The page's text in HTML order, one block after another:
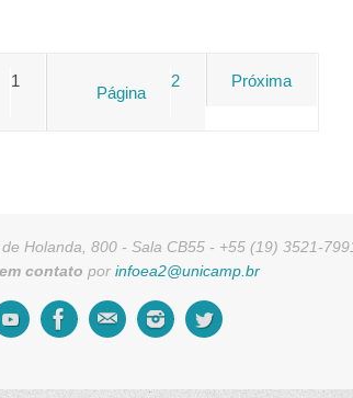
1
Página
2 Próxima
Holanda, 800 - Sala CB55 - +55 (19) 3521-
contato por infoea2@unicamp.br